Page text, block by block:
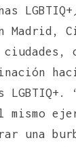
LGBTIQ+
Madrid,
ciudades,
LGBTIQ+.
mismo
una